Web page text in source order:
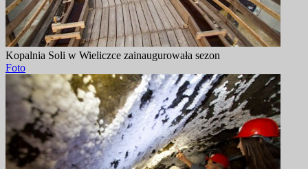
Kopalnia Soli w Wieliczce zainaugurowała sezon
Foto